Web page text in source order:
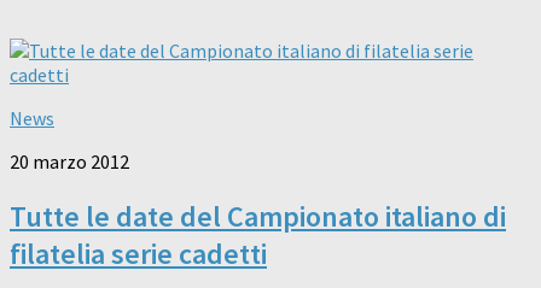
News
20 marzo 2012
Tutte le date del Campionato italiano di
filatelia serie cadetti